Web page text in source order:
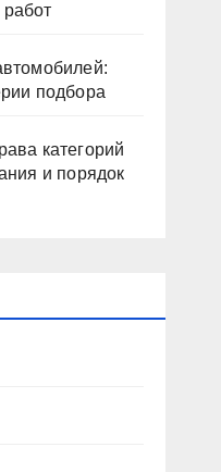
подбора
категорий
и порядок